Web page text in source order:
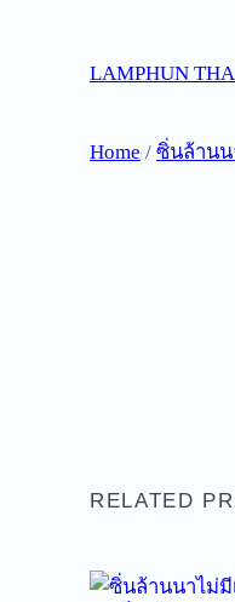
LAMPHUN
Home / ซิ่นล้านน
RELATED